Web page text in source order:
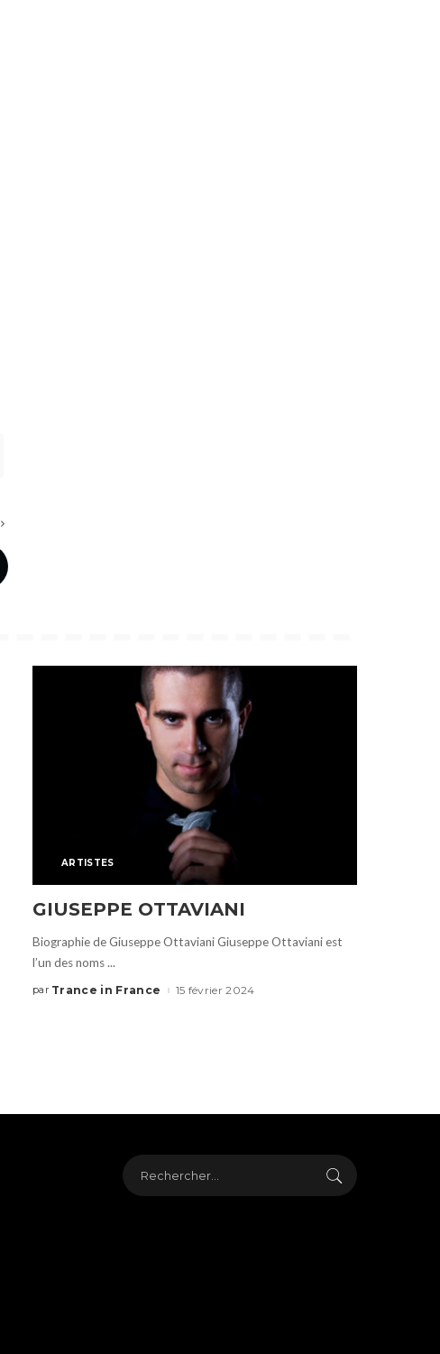
ARTISTES
GIUSEPPE OTTAVIANI
Biographie de Giuseppe Ottaviani Giuseppe Ottaviani est
l’un des noms...
par Trance in France 15 février 2024